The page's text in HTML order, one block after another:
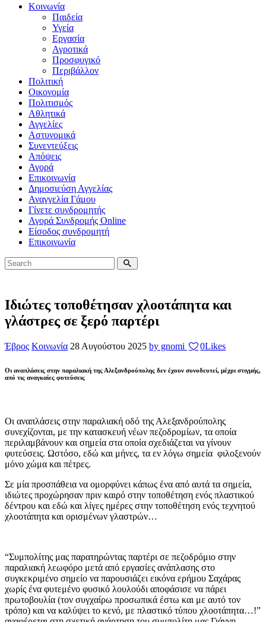
Κοινωνία
Παιδεία
Υγεία
Εργασία
Αγροτικά
Προσφυγικό
Περιβάλλον
Πολιτική
Οικονομία
Πολιτισμός
Αθλητικά
Αγγελίες
Αστυνομικά
Συνεντεύξεις
Απόψεις
Αγορά
Επικοινωνία
Δημοσιεύση Αγγελίας
Αναγγελία Γάμου
Γίνετε συνδρομητής
Αγορά Συνδρομής Online
Είσοδος συνδρομητή
Επικοινωνία
Ιδιώτες τοποθέτησαν χλοοτάπητα και
γλάστρες σε ξερό παρτέρι
Έβρος Κοινωνία 28 Αυγούστου 2025 by gnomi 0Likes
Οι αναπλάσεις στην παραλιακή της Αλεξανδρούπολης δεν έχουν συνοδευτεί, μέχρι στιγμής,
από τις αναγκαίες φυτεύσεις
Οι αναπλάσεις στην παραλιακή οδό της Αλεξανδρούπολης
συνεχίζονται, με την κατασκευή νέων πεζοδρομίων, τα οποία
περιλαμβάνουν και σημεία στα οποία σχεδιάζεται να γίνουν
φυτεύσεις. Ωστόσο, εδώ και μήνες, τα εν λόγω σημεία φιλοξενούν
μόνο χώμα και πέτρες.
Σε μία προσπάθεια να ομορφύνει κάπως ένα από αυτά τα σημεία,
ιδιώτες προχώρησαν πριν καιρό στην τοποθέτηση ενός πλαστικού
δέντρου και εδώ και λίγες ημέρες στην τοποθέτηση ενός τεχνητού
χλοοτάπητα και ορισμένων γλαστρών…
“Συμπολίτης μας παρατηρώντας παρτέρι σε πεζοδρόμιο στην
παραλιακή λεωφόρο μετά από εργασίες ανάπλασης στο
συγκεκριμένο σημείο να παρουσιάζει εικόνα ερήμου Σαχάρας
χωρίς ένα φυτεμένο φυσικό λουλούδι αποφάσισε να πάρει
πρωτοβουλία (τον συγχαίρω προσωπικά έστω και με αυτό τον
τρόπο) και να καλύψει το κενό, με πλαστικό τύπου χλοοτάπητα…!”